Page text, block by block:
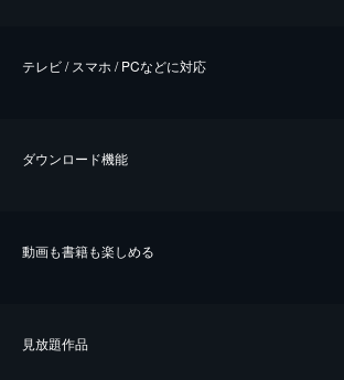
テレビ / スマホ / PCなどに対応
ダウンロード機能
動画も書籍も楽しめる
⾒放題作品